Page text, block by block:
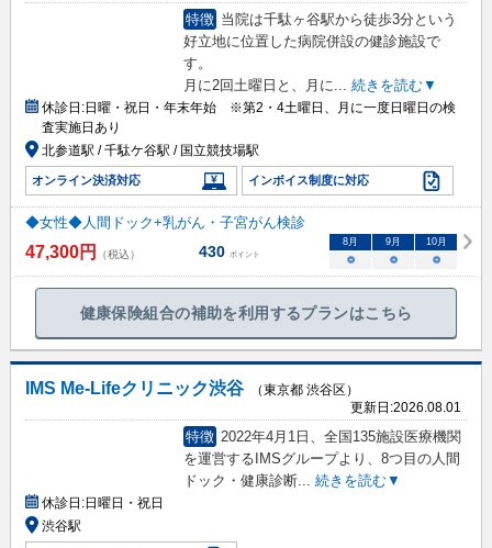
特徴 当院は千駄ヶ谷駅から徒歩3分という
好立地に位置した病院併設の健診施設で
す。
月に2回土曜日と、月に... 続きを読む▼
休診日:日曜・祝日・年末年始 ※第2・4土曜日、月に一度日曜日の検
査実施日あり
北参道駅 / 千駄ケ谷駅 / 国立競技場駅
オンライン決済対応 インボイス制度に対応
◆女性◆人間ドック+乳がん・子宮がん検診
47,300円 （税込） 430 ポイント
8月 9月 10月
○ ○ ○
健康保険組合の補助を利用するプランはこちら
IMS Me-Lifeクリニック渋谷
（東京都 渋谷区）
更新日:2026.08.01
特徴 2022年4月1日、全国135施設医療機関
を運営するIMSグループより、8つ目の人間
ドック・健康診断... 続きを読む▼
休診日:日曜日・祝日
渋谷駅